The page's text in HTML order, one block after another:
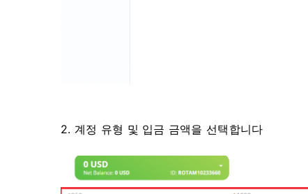
2. 계정 유형 및 입금 금액을 선택합니다